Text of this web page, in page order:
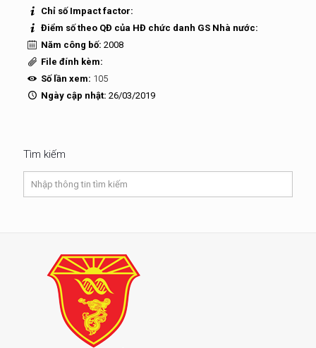
Chỉ số Impact factor:
Điểm số theo QĐ của HĐ chức danh GS Nhà nước:
Năm công bố: 2008
File đính kèm:
Số lần xem: 105
Ngày cập nhật: 26/03/2019
Tìm kiếm